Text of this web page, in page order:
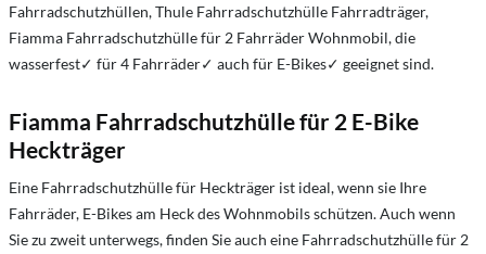
Fahrradschutzhüllen, Thule Fahrradschutzhülle Fahrradträger,
Fiamma Fahrradschutzhülle für 2 Fahrräder Wohnmobil, die
wasserfest✓ für 4 Fahrräder✓ auch für E-Bikes✓ geeignet sind.
Fiamma Fahrradschutzhülle für 2 E-Bike
Heckträger
Eine Fahrradschutzhülle für Heckträger ist ideal, wenn sie Ihre
Fahrräder, E-Bikes am Heck des Wohnmobils schützen. Auch wenn
Sie zu zweit unterwegs, finden Sie auch eine Fahrradschutzhülle für 2